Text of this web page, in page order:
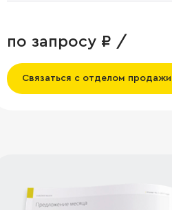
по запросу ₽ /
Связаться с отделом продажи